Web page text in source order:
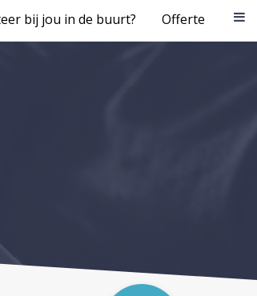
bij jou in de buurt? Offerte